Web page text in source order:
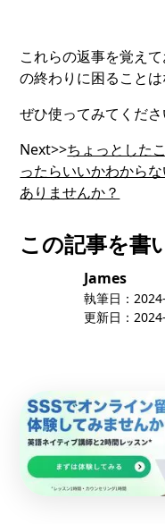
これらの返事を覚え
の終わりに困ることは
ぜひ使ってみてくださ
Next>>ちょっとした
ったらいいかわから
ありませんか？
この記事を書
James
執筆日：
更新日：